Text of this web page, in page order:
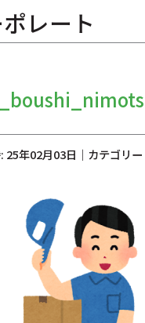
レート
25年02月03日｜カテゴリー